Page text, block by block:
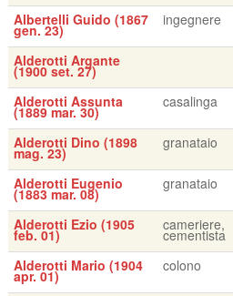
Albertelli Guido (1867
gen. 23)
ingegnere
Alderotti Argante
(1900 set. 27)
Alderotti Assunta
(1889 mar. 30)
casalinga
Alderotti Dino (1898
mag. 23)
granataio
Alderotti Eugenio
(1883 mar. 08)
granataio
Alderotti Ezio (1905
feb. 01)
cameriere,
cementista
Alderotti Mario (1904
apr. 01)
colono